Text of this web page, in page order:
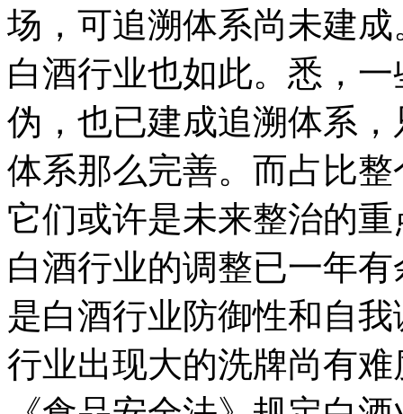
场，可追溯体系尚未建成
白酒行业也如此。悉，
伪，也已建成追溯体系
体系那么完善。而占比
它们或许是未来整治的
白酒行业的调整已一年
是白酒行业防御性和自
行业出现大的洗牌尚有